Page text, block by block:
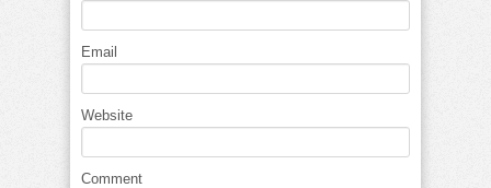
Email
Website
Comment